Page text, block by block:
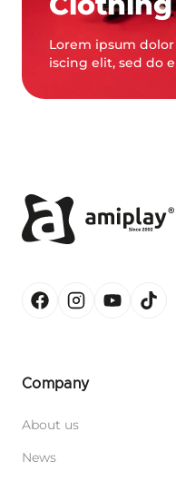
Lorem ipsum
iscing elit, sed do
Company
About us
News